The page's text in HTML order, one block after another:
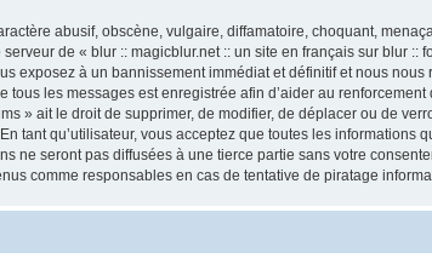
abusif, obscène, vulgaire, diffamatoire, choquant,
de « blur :: magicblur.net :: un site en français sur blur
exposez à un bannissement immédiat et définitif et nous nous
tous les messages est enregistrée afin d’aider au
» ait le droit de supprimer, de modifier, de déplacer ou de
tant qu’utilisateur, vous acceptez que toutes les informations
ne seront pas diffusées à une tierce partie sans votre
comme responsables en cas de tentative de piratage